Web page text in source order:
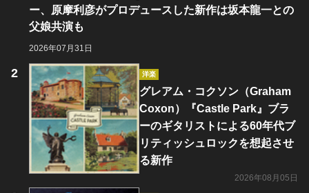
ー、原摩利彦がプロデュースした新作は坂本龍一との
父娘共演も
2026年07月31日
洋楽
グレアム・コクソン（Graham
Coxon）『Castle Park』ブラ
ーのギタリストによる60年代ブ
リティッシュロックを想起させ
る新作
2026年08月05日